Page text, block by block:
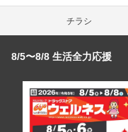
チラシ
8/5〜8/8 生活全力応援